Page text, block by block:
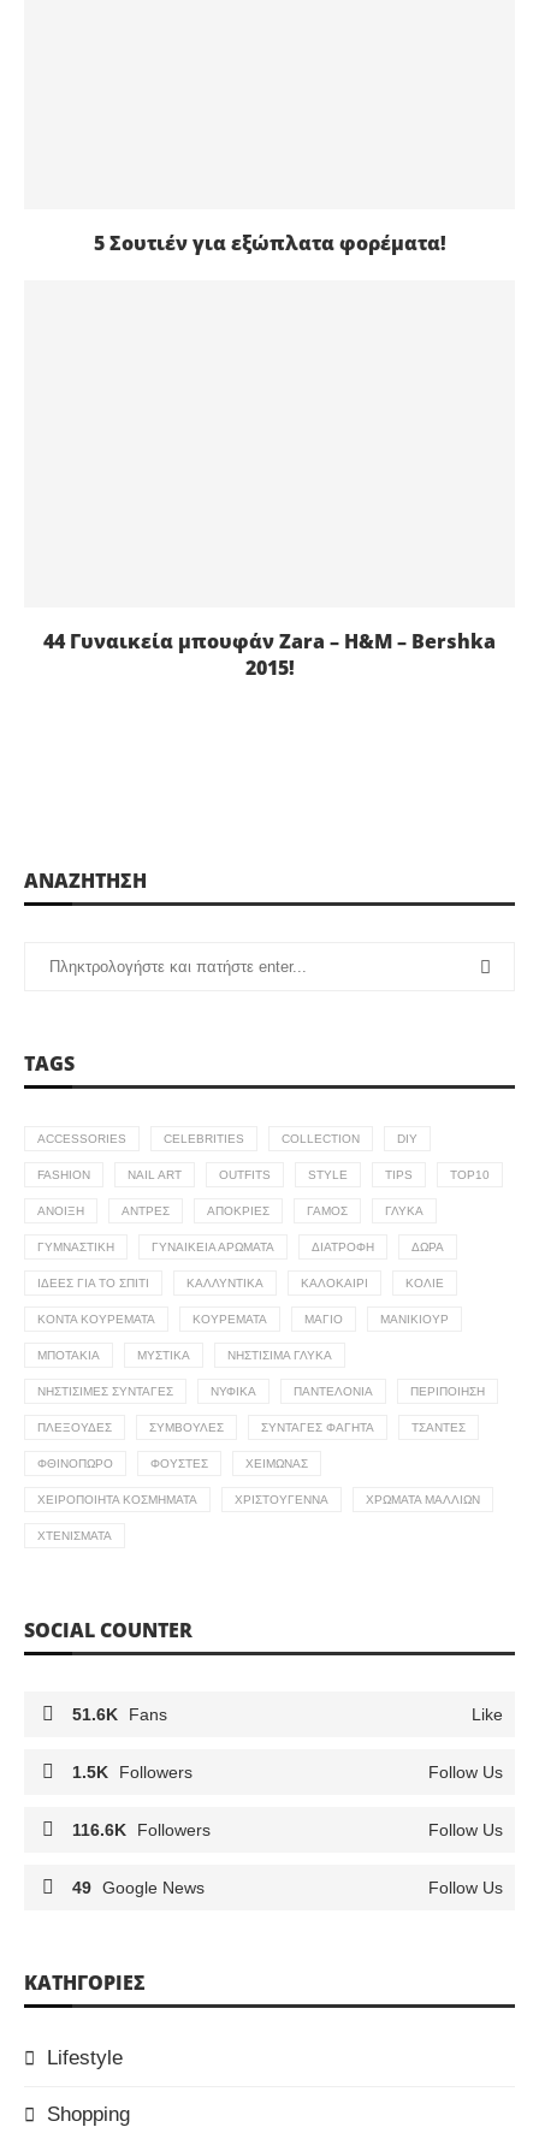
5 Σουτιέν για εξώπλατα φορέματα!
44 Γυναικεία μπουφάν Zara – H&M – Bershka
2015!
ΑΝΑΖΗΤΗΣΗ
TAGS
ACCESSORIES CELEBRITIES COLLECTION DIY
FASHION NAIL ART OUTFITS STYLE TIPS TOP10
ΆΝΟΙΞΗ ΆΝΤΡΕΣ ΑΠΌΚΡΙΕΣ ΓΆΜΟΣ ΓΛΥΚΆ
ΓΥΜΝΑΣΤΙΚΉ ΓΥΝΑΙΚΕΊΑ ΑΡΏΜΑΤΑ ΔΙΑΤΡΟΦΉ ΔΏΡΑ
ΙΔΈΕΣ ΓΙΑ ΤΟ ΣΠΊΤΙ ΚΑΛΛΥΝΤΙΚΆ ΚΑΛΟΚΑΊΡΙ ΚΟΛΙΈ
ΚΟΝΤΆ ΚΟΥΡΈΜΑΤΑ ΚΟΥΡΈΜΑΤΑ ΜΑΓΙΌ ΜΑΝΙΚΙΟΎΡ
ΜΠΟΤΆΚΙΑ ΜΥΣΤΙΚΆ ΝΗΣΤΊΣΙΜΑ ΓΛΥΚΆ
ΝΗΣΤΊΣΙΜΕΣ ΣΥΝΤΑΓΈΣ ΝΥΦΙΚΆ ΠΑΝΤΕΛΌΝΙΑ ΠΕΡΙΠΟΊΗΣΗ
ΠΛΕΞΟΎΔΕΣ ΣΥΜΒΟΥΛΈΣ ΣΥΝΤΑΓΈΣ ΦΑΓΗΤΆ ΤΣΆΝΤΕΣ
ΦΘΙΝΌΠΩΡΟ ΦΟΎΣΤΕΣ ΧΕΙΜΏΝΑΣ
ΧΕΙΡΟΠΟΊΗΤΑ ΚΟΣΜΉΜΑΤΑ ΧΡΙΣΤΟΎΓΕΝΝΑ ΧΡΏΜΑΤΑ ΜΑΛΛΙΏΝ
ΧΤΕΝΊΣΜΑΤΑ
SOCIAL COUNTER
51.6K Fans Like
1.5K Followers Follow Us
116.6K Followers Follow Us
49 Google News Follow Us
KΑΤΗΓΟΡΊΕΣ
Lifestyle
Shopping